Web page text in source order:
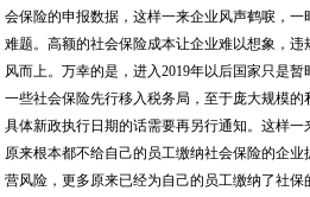
会保险的申报数据，这样一来企业风声鹤唳，
难题。高额的社会保险成本让企业难以想象，
风而上。万幸的是，进入2019年以后国家只是
一些社会保险先行移入税务局，至于庞大规模的
具体新政执行日期的话需要再另行通知。这样
原来根本都不给自己的员工缴纳社会保险的企
营风险，更多原来已经为自己的员工缴纳了社